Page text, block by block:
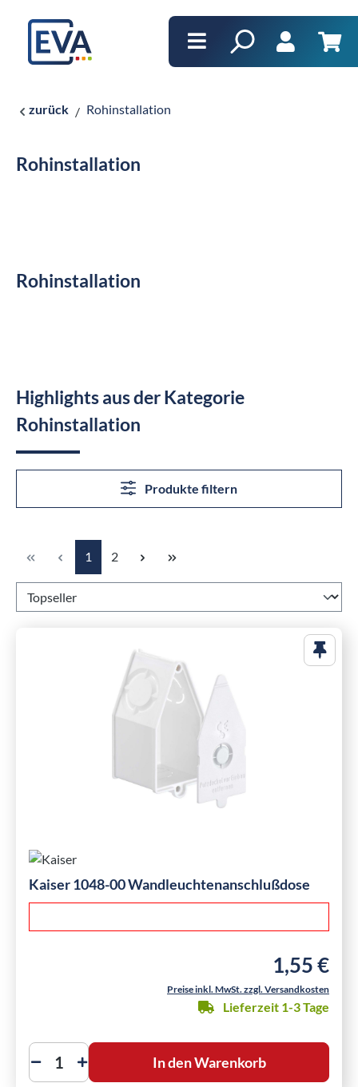
springen
zurück Rohinstallation
Rohinstallation
Rohinstallation
Highlights aus der Kategorie
Rohinstallation
Produkte filtern
Seite
1 Seite
2
Kaiser 1048-00 Wandleuchtenanschlußdose
Regulärer
1,55 €
Preise inkl. MwSt. zzgl. Versandkosten
Lieferzeit 1-3 Tage
In den Warenkorb